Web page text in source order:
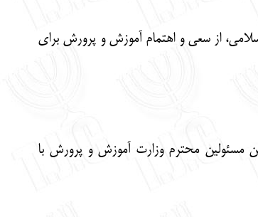
اسلامی، از سعی و اهتمام آموزش و پرورش برای
مسئولین محترم وزارت آموزش و پرورش با